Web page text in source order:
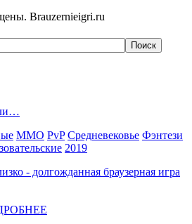
Brauzernieigri.ru
MMO PvP Средневековье Фэнтези
2019
- долгожданная браузерная игра